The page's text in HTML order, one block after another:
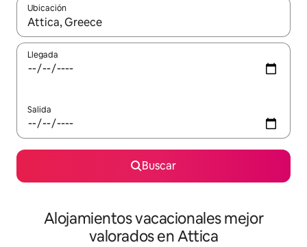
Ubicación
Cuando los resultados estén disponibles, navega con las
Llegada
Salida
Buscar
Alojamientos vacacionales mejor
valorados en Attica